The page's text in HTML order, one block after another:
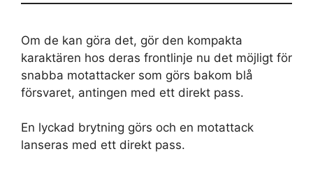
Om de kan göra det, gör den kompakta
karaktären hos deras frontlinje nu det möjligt för
snabba motattacker som görs bakom blå
försvaret, antingen med ett direkt pass.
En lyckad brytning görs och en motattack
lanseras med ett direkt pass.